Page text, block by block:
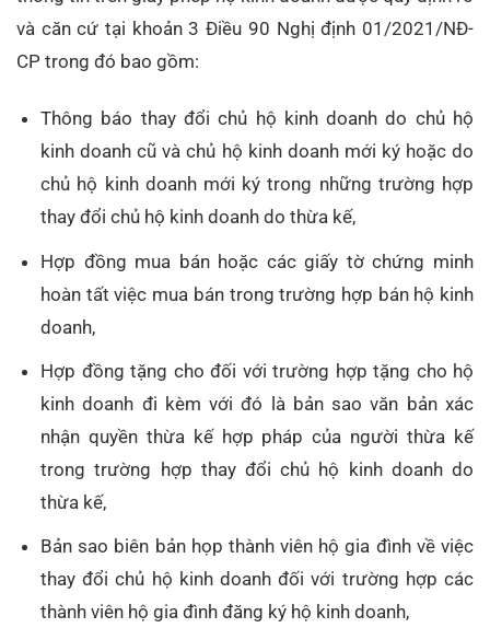
và căn cứ tại khoản 3 Điều 90 Nghị định 01/2021/NĐ-
CP trong đó bao gồm:
Thông báo thay đổi chủ hộ kinh doanh do chủ hộ
kinh doanh cũ và chủ hộ kinh doanh mới ký hoặc do
chủ hộ kinh doanh mới ký trong những trường hợp
thay đổi chủ hộ kinh doanh do thừa kế,
Hợp đồng mua bán hoặc các giấy tờ chứng minh
hoàn tất việc mua bán trong trường hợp bán hộ kinh
doanh,
Hợp đồng tặng cho đối với trường hợp tặng cho hộ
kinh doanh đi kèm với đó là bản sao văn bản xác
nhận quyền thừa kế hợp pháp của người thừa kế
trong trường hợp thay đổi chủ hộ kinh doanh do
thừa kế,
Bản sao biên bản họp thành viên hộ gia đình về việc
thay đổi chủ hộ kinh doanh đối với trường hợp các
thành viên hộ gia đình đăng ký hộ kinh doanh,